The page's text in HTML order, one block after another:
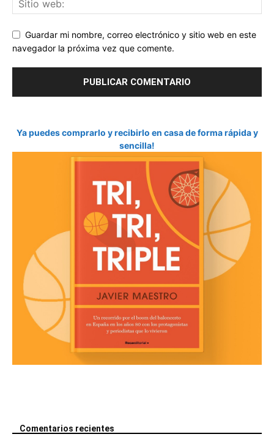
Guardar mi nombre, correo electrónico y sitio web en este
navegador la próxima vez que comente.
Ya puedes comprarlo y recibirlo en casa de forma rápida y
sencilla!
Comentarios recientes